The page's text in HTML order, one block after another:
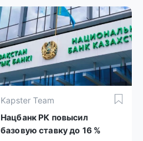
Kapster Team
Нацбанк РК повысил
базовую ставку до 16 %